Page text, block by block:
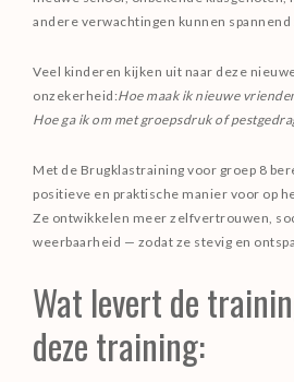
THERAPIE
LESROOSTER
TARIEVEN
CONTACT
andere verwachtingen kunnen spannend
Veel kinderen kijken uit naar deze
onzekerheid:Hoe maak ik nieuwe
Hoe ga ik om met groepsdruk of
Met de Brugklastraining voor groep 8
positieve en praktische manier voor op
Ze ontwikkelen meer zelfvertrouwen,
weerbaarheid — zodat ze stevig en
Wat levert de
deze training: